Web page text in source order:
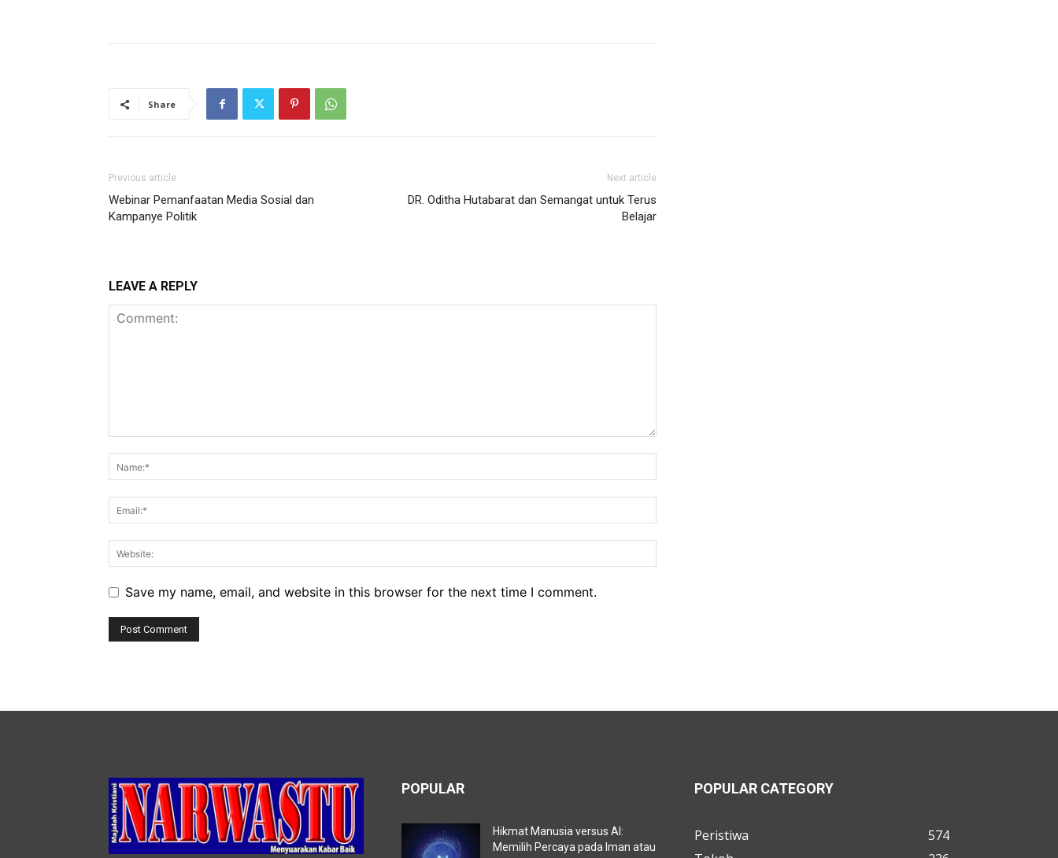
Share
Previous article
Webinar Pemanfaatan Media Sosial dan
Kampanye Politik
Next article
DR. Oditha Hutabarat dan Semangat untuk Terus
Belajar
LEAVE A REPLY
Save my name, email, and website in this browser for the next time I comment.
POPULAR
Hikmat Manusia versus AI:
Memilih Percaya pada Iman atau
POPULAR CATEGORY
Peristiwa
574